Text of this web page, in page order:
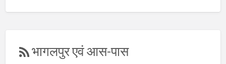
भागलपुर एवं आस-पास